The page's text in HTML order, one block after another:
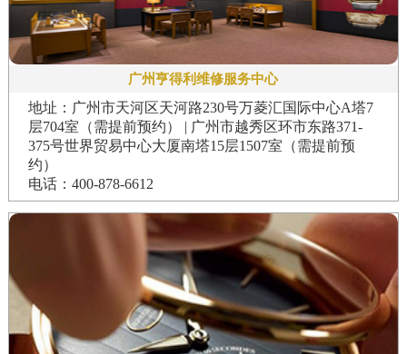
广州亨得利维修服务中心
地址：广州市天河区天河路230号万菱汇国际中心A塔7
层704室（需提前预约） | 广州市越秀区环市东路371-
375号世界贸易中心大厦南塔15层1507室（需提前预
约）
电话：400-878-6612